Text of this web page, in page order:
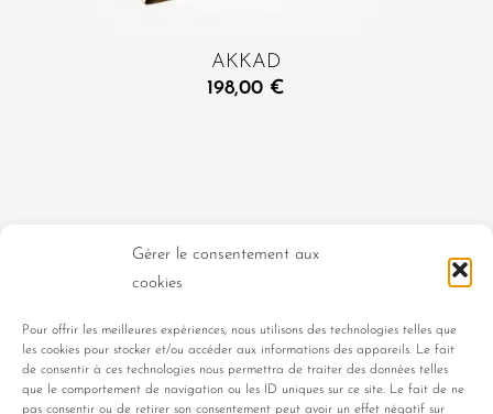
Gérer le consentement aux
cookies
Pour offrir les meilleures expériences, nous utilisons des technologies telles que
les cookies pour stocker et/ou accéder aux informations des appareils. Le fait
de consentir à ces technologies nous permettra de traiter des données telles
que le comportement de navigation ou les ID uniques sur ce site. Le fait de ne
pas consentir ou de retirer son consentement peut avoir un effet négatif sur
AKKAD
198,00 €
DAMENDÜFTE HERRENDÜFTE
PORTRAITS DE FEMMES